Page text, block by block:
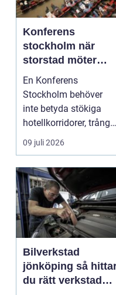
Konferens
stockholm när
storstad möter
rofylld landsbygd
En Konferens
Stockholm behöver
inte betyda stökiga
hotellkorridorer, trånga
mötesrum och brus
från c...
09 juli 2026
Bilverkstad
jönköping så hittar
du rätt verkstad